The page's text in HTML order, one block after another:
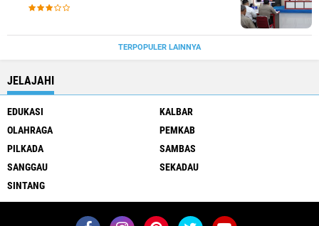
TERPOPULER LAINNYA
JELAJAHI
EDUKASI
KALBAR
OLAHRAGA
PEMKAB
PILKADA
SAMBAS
SANGGAU
SEKADAU
SINTANG